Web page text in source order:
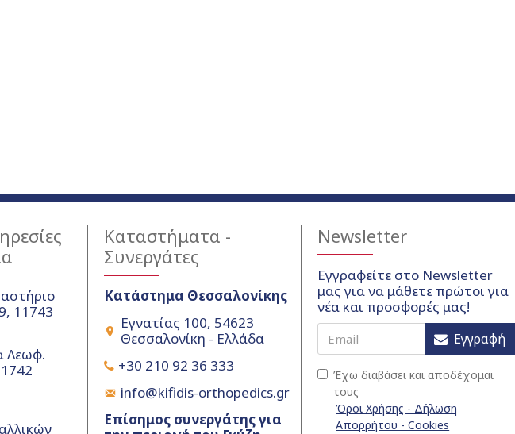
11743
Λεωφ.
Καταστήματα -
Συνεργάτες
Κατάστημα Θεσσαλονίκης
Εγνατίας 100, 54623
Θεσσαλονίκη - Ελλάδα
+30 210 92 36 333
info@kifidis-orthopedics.gr
Επίσημος συνεργάτης για
Newsletter
Εγγραφείτε στο Newsletter
μας για να μάθετε πρώτοι για
νέα και προσφορές μας!
Εγγραφή
Έχω διαβάσει και αποδέχομαι
τους
Όροι Χρήσης - Δήλωση
Απορρήτου - Cookies